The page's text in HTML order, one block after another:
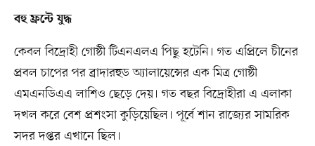
বহু ফ্রন্টে যুদ্ধ
কেবল বিদ্রোহী গোষ্ঠী টিএনএলএ পিছু হটেনি। গত এপ্রিলে চীনের
প্রবল চাপের পর ব্রাদারহুড অ্যালায়েন্সের এক মিত্র গোষ্ঠী
এমএনডিএএ লাশিও ছেড়ে দেয়। গত বছর বিদ্রোহীরা এ এলাকা
দখল করে বেশ প্রশংসা কুড়িয়েছিল। পূর্বে শান রাজ্যের সামরিক
সদর দপ্তর এখানে ছিল।